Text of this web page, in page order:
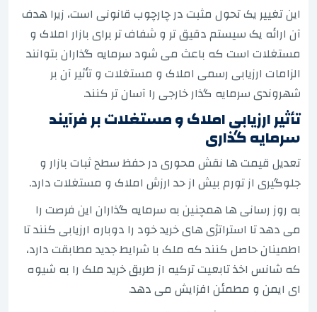
این تغییر یک تحول مثبت در چارچوب قانونی است، زیرا هدف
آن ارائه یک سیستم دقیق تر و شفاف تر برای بازار املاک و
مستغلات است که باعث می شود سرمایه گذاران بتوانند
الزامات ارزیابی رسمی املاک و مستغلات و تأثیر آن بر
شهروندی سرمایه گذار خارجی را آسان تر کنند.
تأثیر ارزیابی املاک و مستغلات بر فرآیند
سرمایه گذاری
تعدیل قیمت ها نقش محوری در حفظ سطح ثبات بازار و
جلوگیری از تورم بیش از حد ارزش املاک و مستغلات دارد.
به روز رسانی ها همچنین به سرمایه گذاران این فرصت را
می دهد تا استراتژی های خرید خود را دوباره ارزیابی کنند تا
اطمینان حاصل کنند که ملک با شرایط جدید مطابقت دارد،
که شانس اخذ تابعیت ترکیه از طریق خرید ملک را به شیوه
ای ایمن و مطمئن افزایش می دهد.